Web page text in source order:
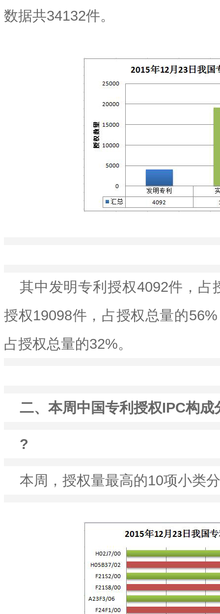
数据共34132件。
其中发明专利授权4092件，占
授权19098件，占授权总量的
占授权总量的32%。
二、本周中国专利授权IPC构成
?
本周，授权量最高的10项小类